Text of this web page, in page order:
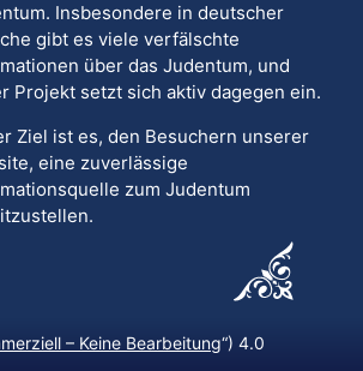
Insbesondere in deutscher
gibt es viele verfälschte
über das Judentum, und
Projekt setzt sich aktiv dagegen ein.
Ziel ist es, den Besuchern unserer
eine zuverlässige
zum Judentum
– Keine Bearbeitung“) 4.0